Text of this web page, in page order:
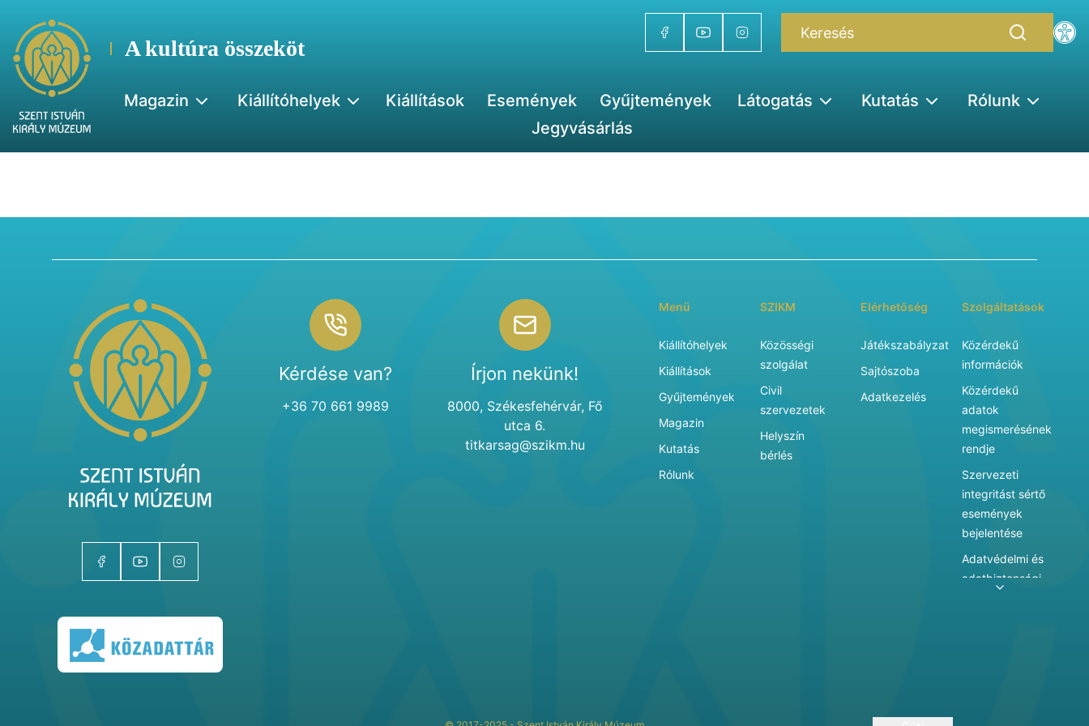
A kultúra összeköt
Magazin Kiállítóhelyek Kiállítások Események Gyűjtemények Látogatás Kutatás
Rólunk
Jegyvásárlás
Kérdése van?
+36 70 661 9989
Írjon nekünk!
8000, Székesfehérvár, Fő
utca 6.
titkarsag@szikm.hu
Menü
Kiállítóhelyek
Kiállítások
Gyűjtemények
Magazin
Kutatás
Rólunk
SZIKM
Közösségi
szolgálat
Civil
szervezetek
Helyszín
bérlés
Elérhetőség
Játékszabályzat
Sajtószoba
Adatkezelés
Szolgáltatások
Közérdekű
információk
Közérdekű
adatok
megismerésének
rendje
Szervezeti
integritást sértő
események
bejelentése
Adatvédelmi és
adatbiztonsági